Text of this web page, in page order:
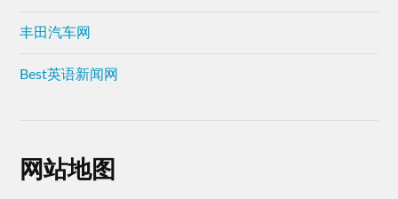
丰田汽车网
Best英语新闻网
网站地图